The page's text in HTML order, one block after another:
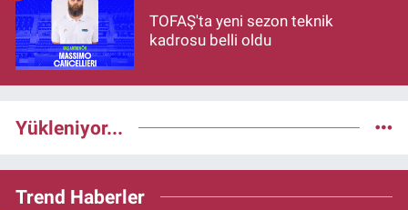
TOFAŞ'ta yeni sezon teknik
kadrosu belli oldu
Yükleniyor...
Trend Haberler